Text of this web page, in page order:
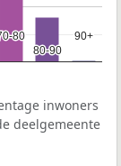
80
80
80-90
80-90
90+
90+
inwoners
deelgemeente